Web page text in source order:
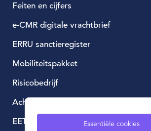
Feiten en cijfers
e-CMR digitale vrachtbrief
ERRU sanctieregister
Mobiliteitspakket
Risicobedrijf
Achtergestelde lening
EETS, European Electronic Toll Service
Essentiële cookies